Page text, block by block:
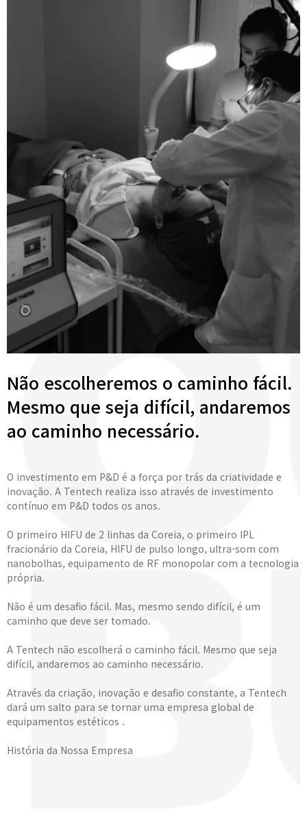
Não escolheremos o caminho fácil.
Mesmo que seja difícil, andaremos
ao caminho necessário.
O investimento em P&D é a força por trás da criatividade e
inovação. A Tentech realiza isso através de investimento
contínuo em P&D todos os anos.
O primeiro HIFU de 2 linhas da Coreia, o primeiro IPL
fracionário da Coreia, HIFU de pulso longo, ultra-som com
nanobolhas, equipamento de RF monopolar com a tecnologia
própria.
Não é um desafio fácil. Mas, mesmo sendo difícil, é um
caminho que deve ser tomado.
A Tentech não escolherá o caminho fácil. Mesmo que seja
difícil, andaremos ao caminho necessário.
Através da criação, inovação e desafio constante, a Tentech
dará um salto para se tornar uma empresa global de
equipamentos estéticos .
História da Nossa Empresa